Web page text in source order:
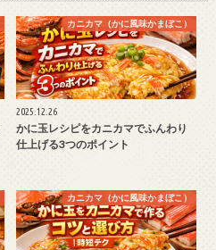
カニカマ（かに風味かまぼこ）
2025.12.26
かに玉レシピをカニカマでふんわり
仕上げる3つのポイント
カニカマ（かに風味かまぼこ）